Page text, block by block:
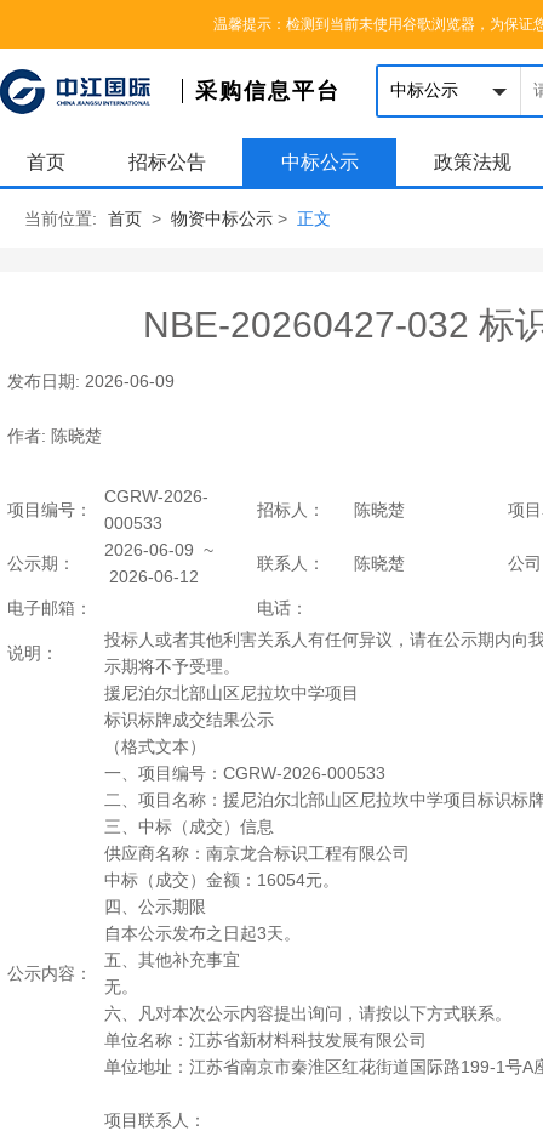
温馨提示：检测到当前未使用谷歌浏览器，为保证
您好，欢迎来到中江国际集团采购信息平台，请登录 | 注册
采购信息平台
首页 招标公告 中标公示 政策法规
当前位置: 首页 > 物资中标公示 > 正文
NBE-20260427-032 标
发布日期: 2026-06-09
作者: 陈晓楚
项目编号：
CGRW-2026-
000533
招标人： 陈晓楚 项
公示期：
2026-06-09 ~
2026-06-12
联系人： 陈晓楚 公
电子邮箱： 电话：
说明：
投标人或者其他利害关系人有任何异议，请在公示期内向
示期将不予受理。
公示内容：
援尼泊尔北部山区尼拉坎中学项目
标识标牌成交结果公示
（格式文本）
一、项目编号：CGRW-2026-000533
二、项目名称：援尼泊尔北部山区尼拉坎中学项目标识标
三、中标（成交）信息
供应商名称：南京龙合标识工程有限公司
中标（成交）金额：16054元。
四、公示期限
自本公示发布之日起3天。
五、其他补充事宜
无。
六、凡对本次公示内容提出询问，请按以下方式联系。
单位名称：江苏省新材料科技发展有限公司
单位地址：江苏省南京市秦淮区红花街道国际路199-1号A
项目联系人：